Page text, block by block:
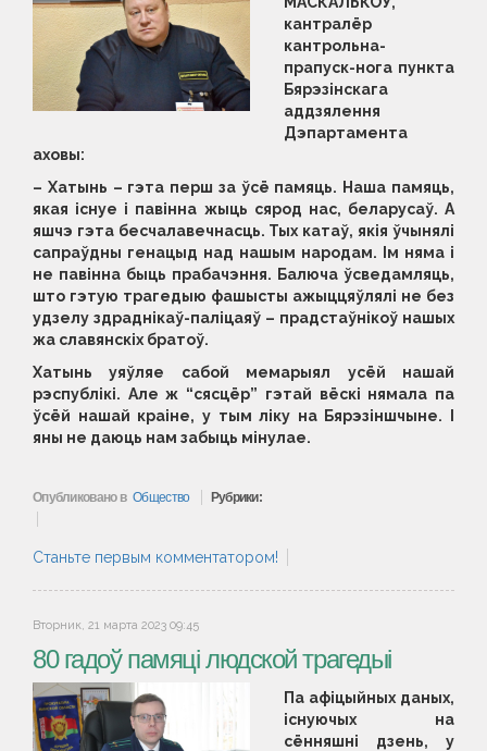
кантралёр
кантрольна-
прапуск-нога пункта
Бярэзінскага
аддзялення
Дэпартамента
аховы:
– Хатынь – гэта перш за ўсё памяць. Наша памяць,
якая існуе і павінна жыць сярод нас, беларусаў. А
яшчэ гэта бесчалавечнасць. Тых катаў, якія ўчынялі
сапраўдны генацыд над нашым народам. Ім няма і
не павінна быць прабачэння. Балюча ўсведамляць,
што гэтую трагедыю фашысты ажыццяўлялі не без
удзелу здраднікаў-паліцаяў – прадстаўнікоў нашых
жа славянскіх братоў.
Хатынь уяўляе сабой мемарыял усёй нашай
рэспублікі. Але ж “сясцёр” гэтай вёскі нямала па
ўсёй нашай краіне, у тым ліку на Бярэзіншчыне. І
яны не даюць нам забыць мінулае.
Опубликовано в Общество Рубрики:
Станьте первым комментатором!
Вторник, 21 марта 2023 09:45
80 гадоў памяці людской трагедыі
Па афіцыйных даных,
існуючых на
сённяшні дзень, у